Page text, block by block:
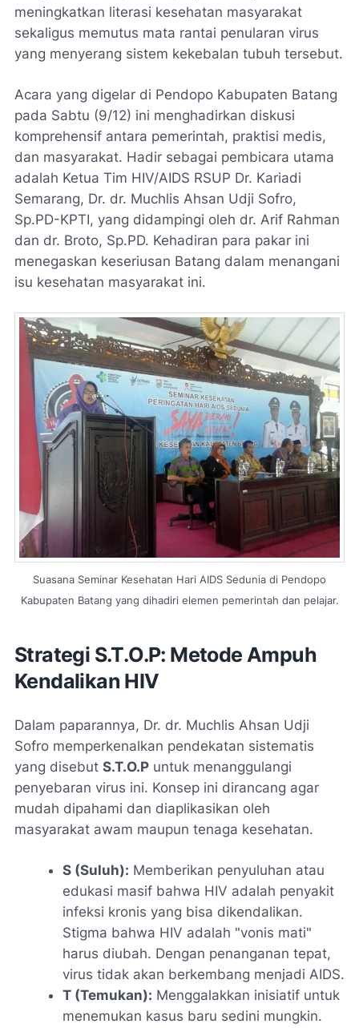
meningkatkan literasi kesehatan masyarakat
sekaligus memutus mata rantai penularan virus
yang menyerang sistem kekebalan tubuh tersebut.
Acara yang digelar di Pendopo Kabupaten Batang
pada Sabtu (9/12) ini menghadirkan diskusi
komprehensif antara pemerintah, praktisi medis,
dan masyarakat. Hadir sebagai pembicara utama
adalah Ketua Tim HIV/AIDS RSUP Dr. Kariadi
Semarang, Dr. dr. Muchlis Ahsan Udji Sofro,
Sp.PD-KPTI, yang didampingi oleh dr. Arif Rahman
dan dr. Broto, Sp.PD. Kehadiran para pakar ini
menegaskan keseriusan Batang dalam menangani
isu kesehatan masyarakat ini.
Suasana Seminar Kesehatan Hari AIDS Sedunia di Pendopo
Kabupaten Batang yang dihadiri elemen pemerintah dan pelajar.
Strategi S.T.O.P: Metode Ampuh
Kendalikan HIV
Dalam paparannya, Dr. dr. Muchlis Ahsan Udji
Sofro memperkenalkan pendekatan sistematis
yang disebut S.T.O.P untuk menanggulangi
penyebaran virus ini. Konsep ini dirancang agar
mudah dipahami dan diaplikasikan oleh
masyarakat awam maupun tenaga kesehatan.
S (Suluh): Memberikan penyuluhan atau
edukasi masif bahwa HIV adalah penyakit
infeksi kronis yang bisa dikendalikan.
Stigma bahwa HIV adalah "vonis mati"
harus diubah. Dengan penanganan tepat,
virus tidak akan berkembang menjadi AIDS.
T (Temukan): Menggalakkan inisiatif untuk
menemukan kasus baru sedini mungkin.